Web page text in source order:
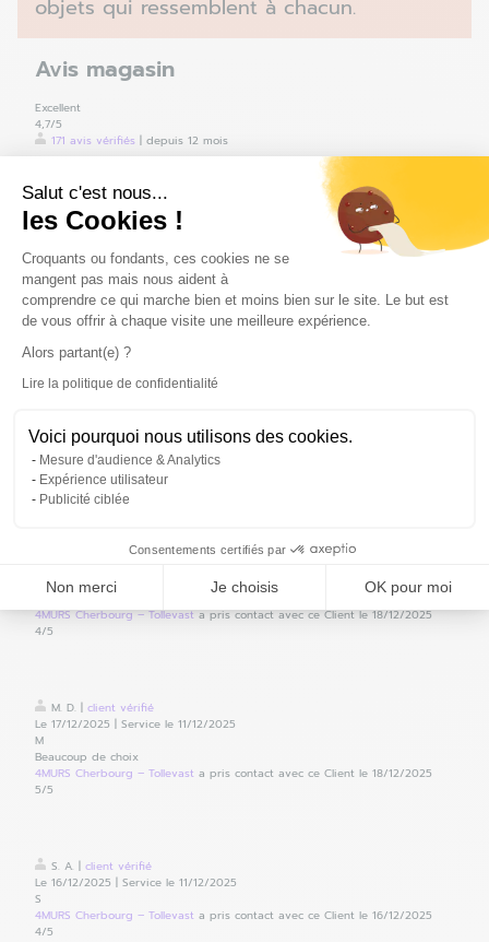
Salut c'est nous...
les Cookies !
Plateforme de Gestion du
Croquants ou fondants, ces cookies ne se
mangent pas mais nous aident à
comprendre ce qui marche bien et moins bien sur le site. Le but est
de vous offrir à chaque visite une meilleure expérience.
Alors partant(e) ?
Lire la politique de confidentialité
Voici pourquoi nous utilisons des cookies.
Mesure d'audience & Analytics
Expérience utilisateur
Publicité ciblée
Consentements certifiés par
Non merci Je choisis OK pour moi
Axeptio consent
objets qui ressemblent à chacun.
Avis magasin
Excellent
4,7/5
171 avis vérifiés | depuis 12 mois
Avisclientsvérifiés par Trustville Suit les recommandations NF ISO 20488
sur 171 avis
Trier par
Les plus récents
Les plus anciens
Notes croissantes
Notes décroissantes
5 /5
D
4MURS Cherbourg – Tollevast a pris contact avec ce Client le 18/12/2025
4/5
vérifié
4MURS Cherbourg – Tollevast a pris contact avec ce Client le 18/12/2025
4/5
M. D. | client vérifié
Le 17/12/2025 | Service le 11/12/2025
M
Beaucoup de choix
4MURS Cherbourg – Tollevast a pris contact avec ce Client le 18/12/2025
5/5
S. A. | client vérifié
Le 16/12/2025 | Service le 11/12/2025
S
4MURS Cherbourg – Tollevast a pris contact avec ce Client le 16/12/2025
4/5